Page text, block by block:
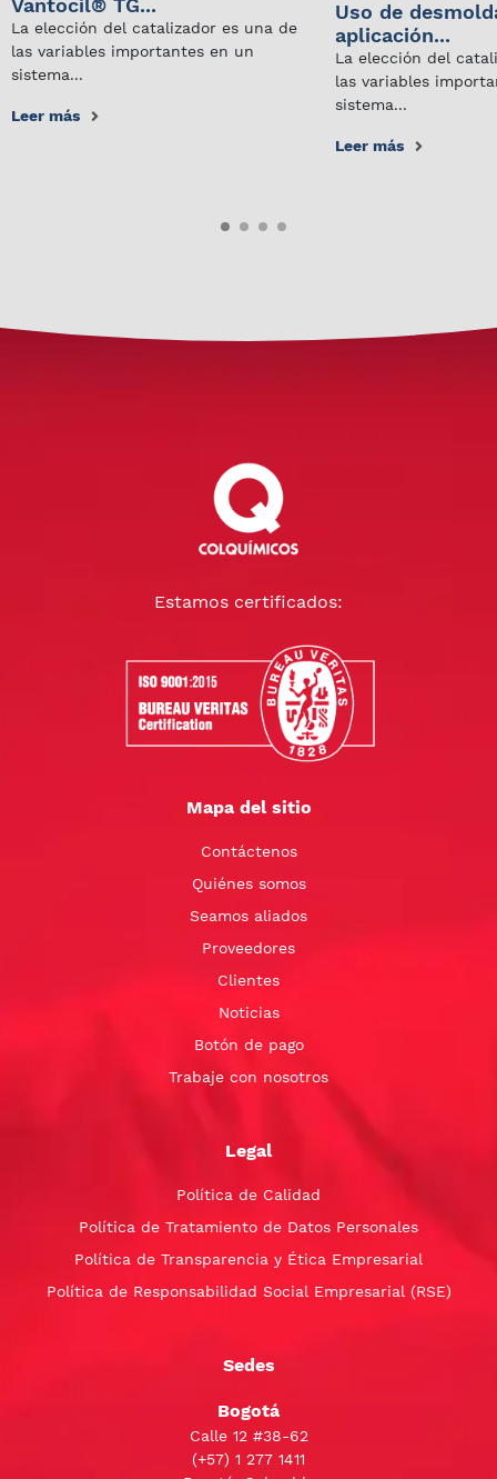
Vantocil® TG...
La elección del catalizador es una de
las variables importantes en un
sistema...
Leer más
Uso de
aplicación...
La elección del
las variables
sistema...
Leer más
Estamos certificados:
Mapa del sitio
Contáctenos
Quiénes somos
Seamos aliados
Proveedores
Clientes
Noticias
Botón de pago
Trabaje con nosotros
Legal
Política de Calidad
Política de Tratamiento de Datos Personales
Política de Transparencia y Ética Empresarial
Política de Responsabilidad Social Empresarial (RSE)
Sedes
Bogotá
Calle 12 #38-62
(+57) 1 277 1411